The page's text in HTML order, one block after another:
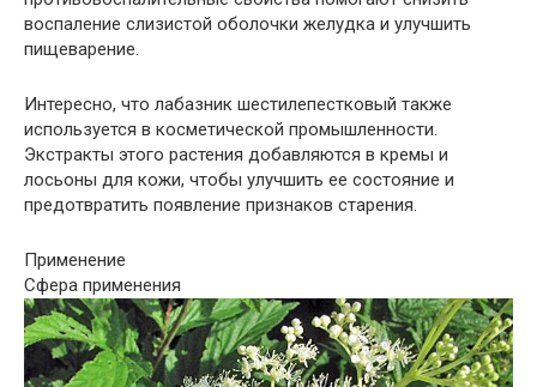
воспаление слизистой оболочки желудка и улучшить
пищеварение.
Интересно, что лабазник шестилепестковый также
используется в косметической промышленности.
Экстракты этого растения добавляются в кремы и
лосьоны для кожи, чтобы улучшить ее состояние и
предотвратить появление признаков старения.
Применение
Сфера применения